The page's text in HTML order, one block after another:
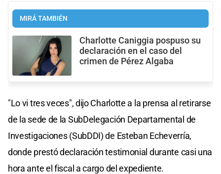
MIRÁ TAMBIÉN
Charlotte Caniggia pospuso su
declaración en el caso del
crimen de Pérez Algaba
"Lo vi tres veces", dijo Charlotte a la prensa al retirarse
de la sede de la SubDelegación Departamental de
Investigaciones (SubDDI) de Esteban Echeverría,
donde prestó declaración testimonial durante casi una
hora ante el fiscal a cargo del expediente.